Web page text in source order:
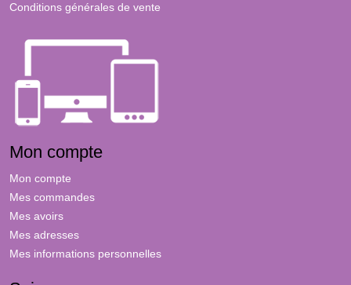
Conditions générales de vente
Mon compte
Mon compte
Mes commandes
Mes avoirs
Mes adresses
Mes informations personnelles